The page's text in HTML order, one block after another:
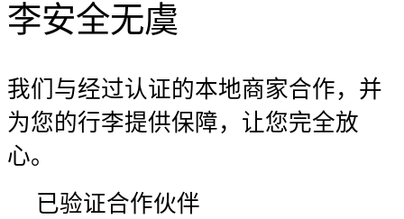
李安全无虞
我们与经过认证的本地商家合作，并
为您的行李提供保障，让您完全放
心。
已验证合作伙伴